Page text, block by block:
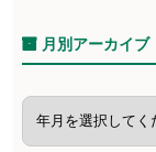
月別アーカイブ